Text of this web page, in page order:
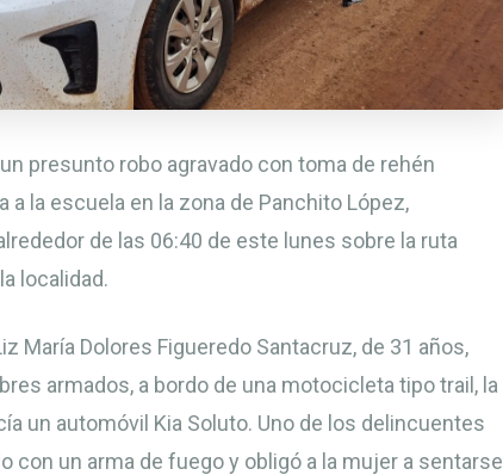
presunto robo agravado con toma de rehén
a la escuela en la zona de Panchito López,
de las 06:40 de este lunes sobre la ruta
localidad.
María Dolores Figueredo Santacruz, de 31 años,
armados, a bordo de una motocicleta tipo trail, la
un automóvil Kia Soluto. Uno de los delincuentes
con un arma de fuego y obligó a la mujer a sentarse